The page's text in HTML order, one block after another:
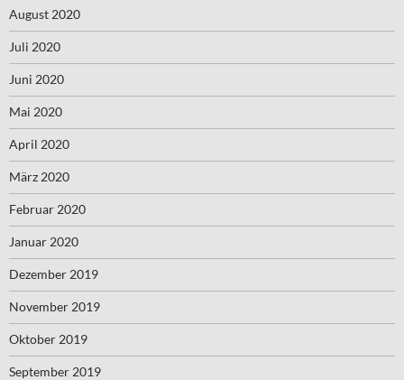
August 2020
Juli 2020
Juni 2020
Mai 2020
April 2020
März 2020
Februar 2020
Januar 2020
Dezember 2019
November 2019
Oktober 2019
September 2019